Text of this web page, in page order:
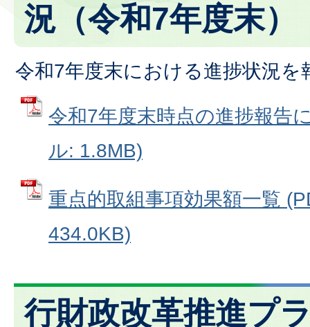
況（令和7年度末）
令和7年度末における進捗状況を
令和7年度末時点の進捗報告
ル: 1.8MB)
重点的取組事項効果額一覧
434.0KB)
行財政改革推進プ